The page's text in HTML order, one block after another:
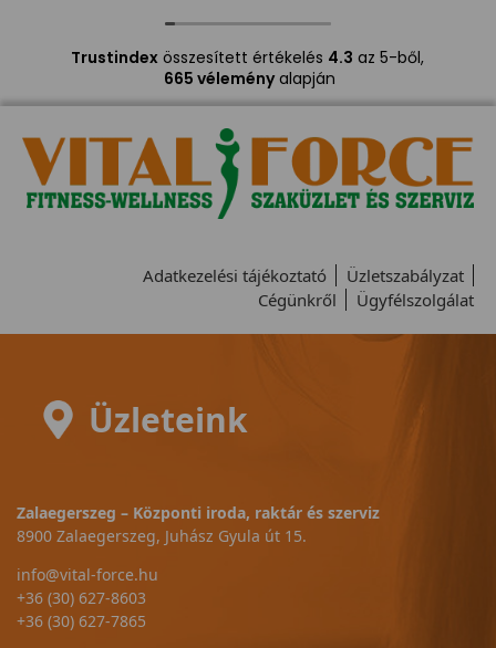
Trustindexösszesített értékelés 4.3 az 5-ből,
665 véleményalapján
Adatkezelési tájékoztató
Üzletszabályzat
Cégünkről
Ügyfélszolgálat
Üzleteink
Zalaegerszeg – Központi iroda, raktár és szerviz
8900 Zalaegerszeg, Juhász Gyula út 15.
info@vital-force.hu
+36 (30) 627-8603
+36 (30) 627-7865